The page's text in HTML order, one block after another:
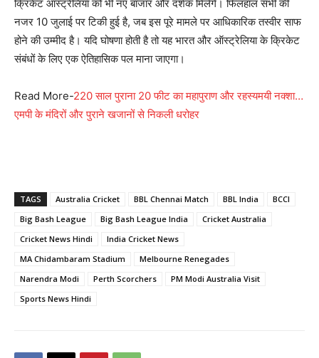
क्रिकेट ऑस्ट्रेलिया को भी नए बाजार और दर्शक मिलेंगे। फिलहाल सभी की
नजर 10 जुलाई पर टिकी हुई है, जब इस पूरे मामले पर आधिकारिक तस्वीर साफ
होने की उम्मीद है। यदि घोषणा होती है तो यह भारत और ऑस्ट्रेलिया के क्रिकेट
संबंधों के लिए एक ऐतिहासिक पल माना जाएगा।
Read More-220 साल पुराना 20 फीट का महापुराण और रहस्यमयी नक्शा…
एमपी के मंदिरों और पुराने खजानों से निकली धरोहर
TAGS Australia Cricket BBL Chennai Match BBL India
BCCI
Big Bash League
Big Bash League India
Cricket Australia
Cricket News Hindi
India Cricket News
MA Chidambaram Stadium
Melbourne Renegades
Narendra Modi
Perth Scorchers
PM Modi Australia Visit
Sports News Hindi